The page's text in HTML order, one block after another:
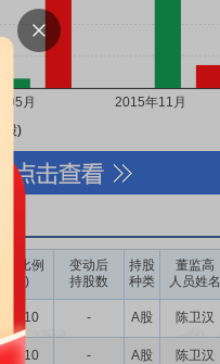
股)
变动比例
(‰)
变动后
持股数
持股
种类
董监高
人员姓名
0.0010 - A股 陈卫汉
- A股 陈卫汉